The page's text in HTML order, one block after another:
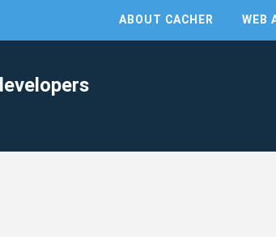
ABOUT CACHER WEB